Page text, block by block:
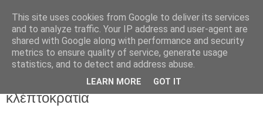
Uathachas in Éirinn
Ar aghaidh go deo go mbeirimid bua!
κλέπτοκρατία
This site uses cookies from Google to deliver its services
and to analyze traffic. Your IP address and user-agent are
shared with Google along with performance and security
metrics to ensure quality of service, generate usage
statistics, and to detect and address abuse.
LEARN MORE GOT IT